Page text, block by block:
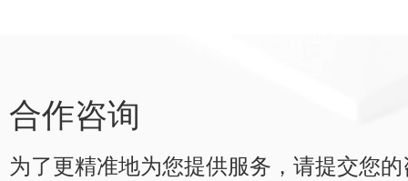
合作咨询
为了更精准地为您提供服务，请提交您